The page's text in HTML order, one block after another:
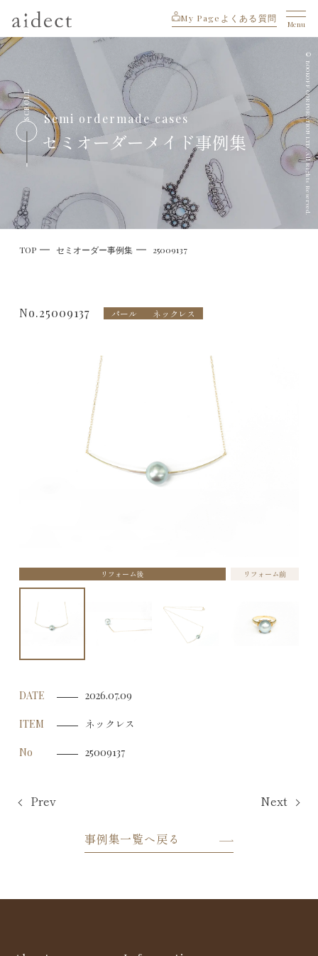
My Page よくある質問
Menu
Semi ordermade cases
セミオーダーメイド事例集
SCROLL © BOOKOFF CORPORATION LTD. All Rights Reserved.
TOP セミオーダー事例集 25009137
No.25009137 パール ネックレス
リフォーム後 リフォーム前
DATE 2026.07.09
ITEM ネックレス
No 25009137
Prev Next
事例集一覧へ戻る